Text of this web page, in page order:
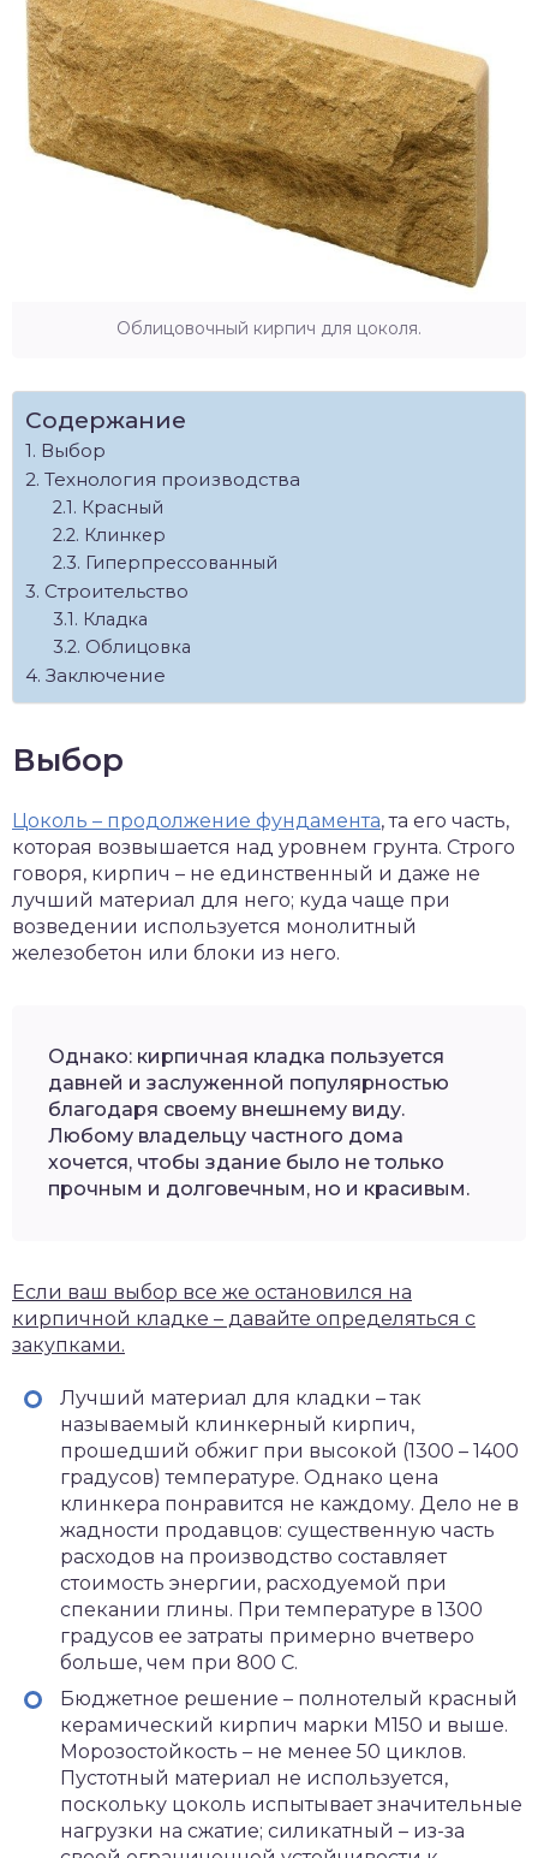
Облицовочный кирпич для цоколя.
Содержание
Выбор
Технология производства
Красный
Клинкер
Гиперпрессованный
Строительство
Кладка
Облицовка
Заключение
Выбор
Цоколь – продолжение фундамента, та его часть,
которая возвышается над уровнем грунта. Строго
говоря, кирпич – не единственный и даже не
лучший материал для него; куда чаще при
возведении используется монолитный
железобетон или блоки из него.
Однако: кирпичная кладка пользуется
давней и заслуженной популярностью
благодаря своему внешнему виду.
Любому владельцу частного дома
хочется, чтобы здание было не только
прочным и долговечным, но и красивым.
Если ваш выбор все же остановился на
кирпичной кладке – давайте определяться с
закупками.
Лучший материал для кладки – так
называемый клинкерный кирпич,
прошедший обжиг при высокой (1300 – 1400
градусов) температуре. Однако цена
клинкера понравится не каждому. Дело не в
жадности продавцов: существенную часть
расходов на производство составляет
стоимость энергии, расходуемой при
спекании глины. При температуре в 1300
градусов ее затраты примерно вчетверо
больше, чем при 800 С.
Бюджетное решение – полнотелый красный
керамический кирпич марки М150 и выше.
Морозостойкость – не менее 50 циклов.
Пустотный материал не используется,
поскольку цоколь испытывает значительные
нагрузки на сжатие; силикатный – из-за